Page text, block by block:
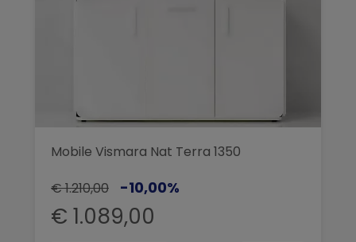
Mobile Vismara Nat Terra 1350
€ 1.210,00
-10,00%
€ 1.089,00